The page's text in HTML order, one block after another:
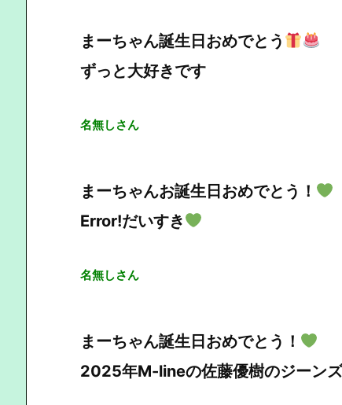
まーちゃん誕生日おめでとう
ずっと大好きです
名無しさん
まーちゃんお誕生日おめでとう！
Error!だいすき
名無しさん
まーちゃん誕生日おめでとう！
2025年M-lineの佐藤優樹のジーン